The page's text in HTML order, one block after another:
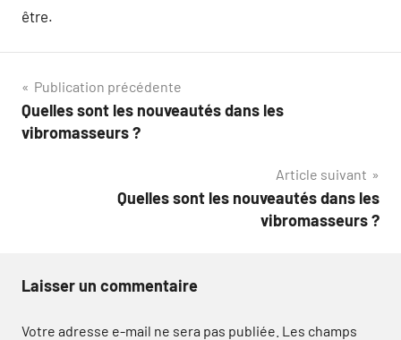
être.
Navigation
de
Publication précédente
Quelles sont les nouveautés dans les
vibromasseurs ?
Article suivant
Quelles sont les nouveautés dans les
vibromasseurs ?
Laisser un commentaire
Votre adresse e-mail ne sera pas publiée. Les champs